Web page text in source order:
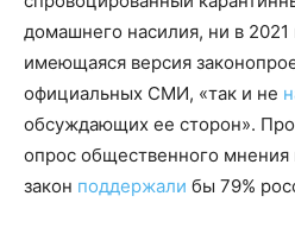
домашнего насилия, ни в 2021
имеющаяся версия
официальных СМИ, «так и не
обсуждающих ее сторон».
опрос общественного мнения
закон поддержали бы 79%